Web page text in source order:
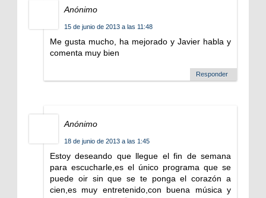
Anónimo
15 de junio de 2013 a las 11:48
Me gusta mucho, ha mejorado y Javier habla y
comenta muy bien
Responder
Anónimo
18 de junio de 2013 a las 1:45
Estoy deseando que llegue el fin de semana
para escucharle,es el único programa que se
puede oir sin que se te ponga el corazón a
cien,es muy entretenido,con buena música y